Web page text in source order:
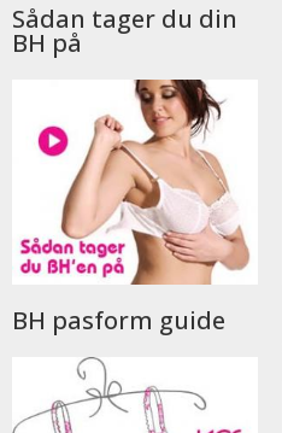
Sådan tager du din
BH på
BH pasform guide